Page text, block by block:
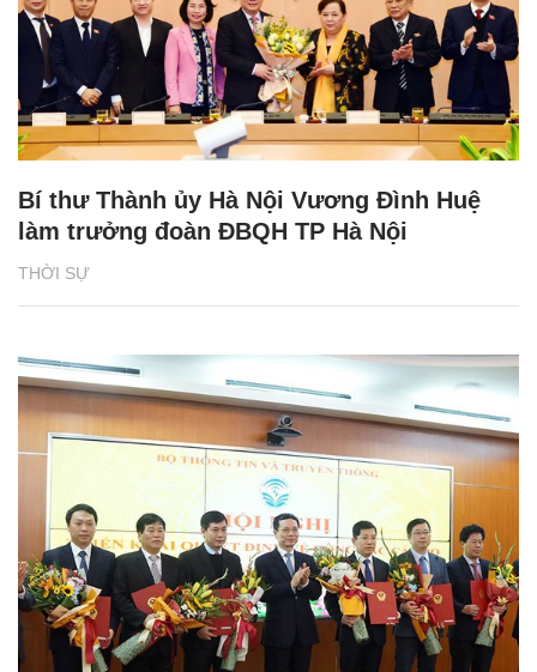
THỜI SỰ
Bí thư Thành ủy Hà Nội Vương Đình Huệ
làm trưởng đoàn ĐBQH TP Hà Nội